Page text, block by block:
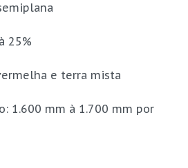
25%
e terra mista
1.600 mm à 1.700 mm por